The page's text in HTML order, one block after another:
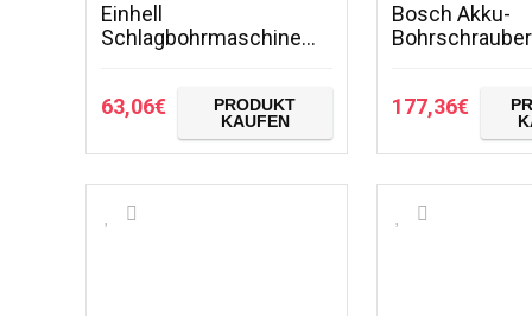
Einhell
Schlagbohrmaschine
Holz 32 mm, Ø Metall 13
mm, Ø Beton 16 mm,
13…
63,06€
PRODUKT
KAUFEN
Bosch Akku-
Bohrschrauber
V
177,36€